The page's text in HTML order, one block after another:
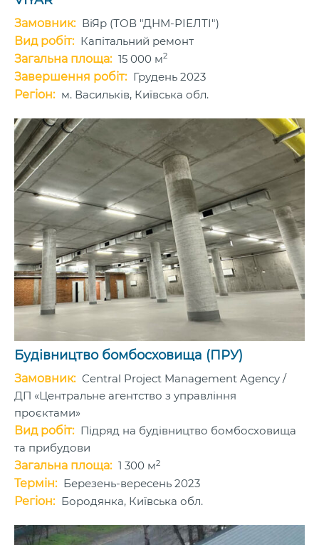
Замовник: ВіЯр (ТОВ "ДНМ-РІЕЛТІ")
Вид робіт: Капітальний ремонт
Загальна площа: 15 000 м2
Завершення робіт: Грудень 2023
Регіон: м. Васильків, Київська обл.
Будівництво бомбосховища (ПРУ)
Замовник: Central Project Management Agency /
ДП «Центральне агентство з управління
проєктами»
Вид робіт: Підряд на будівництво бомбосховища
та прибудови
Загальна площа: 1 300 м2
Термін: Березень-вересень 2023
Регіон: Бородянка, Київська обл.